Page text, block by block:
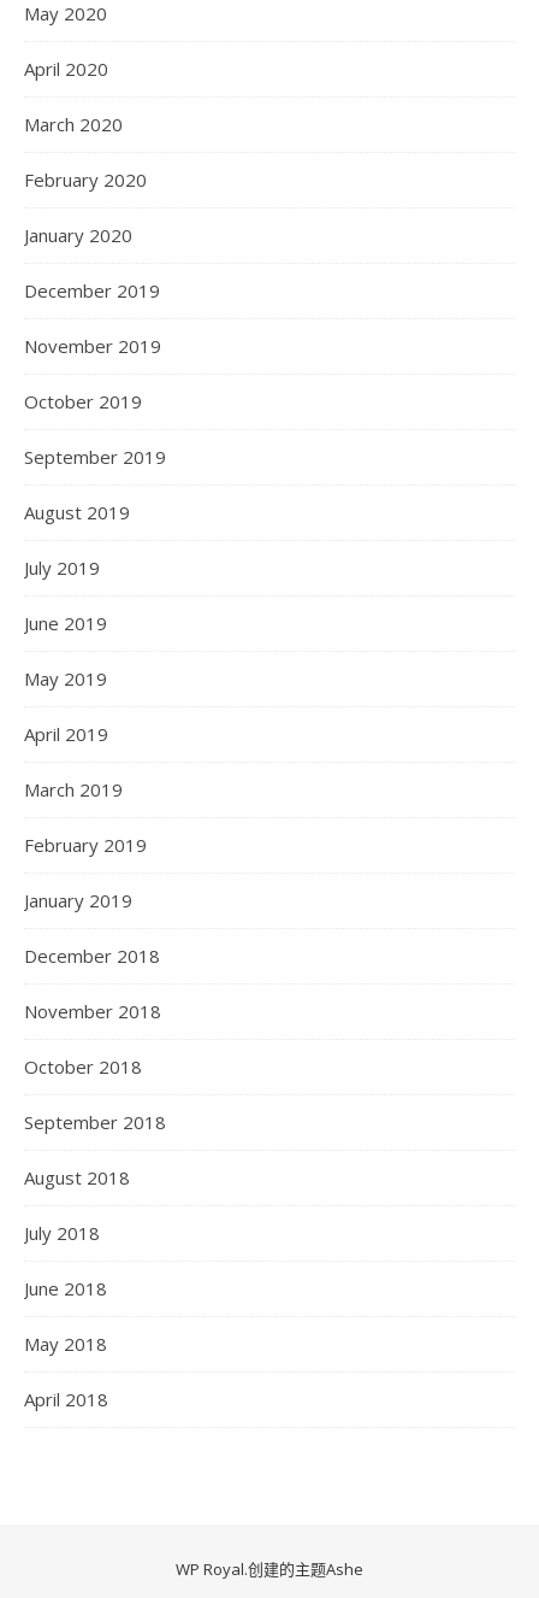
May 2020
April 2020
March 2020
February 2020
January 2020
December 2019
November 2019
October 2019
September 2019
August 2019
July 2019
June 2019
May 2019
April 2019
March 2019
February 2019
January 2019
December 2018
November 2018
October 2018
September 2018
August 2018
July 2018
June 2018
May 2018
April 2018
WP Royal.创建的主题Ashe